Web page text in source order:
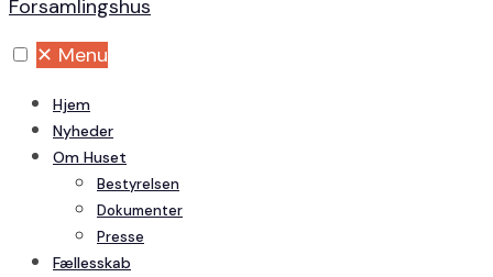
✕ Menu
Hjem
Nyheder
Om Huset
Bestyrelsen
Dokumenter
Presse
Fællesskab